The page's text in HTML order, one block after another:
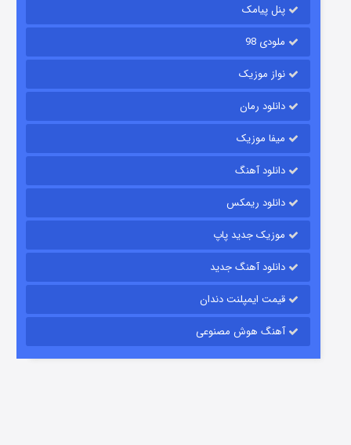
قسمت
پنل پیامک
ملودی 98
نواز موزیک
دانلود رمان
میفا موزیک
دانلود آهنگ
دانلود ریمکس
موزیک جدید پاپ
دانلود آهنگ جدید
قیمت ایمپلنت دندان
آهنگ هوش مصنوعی